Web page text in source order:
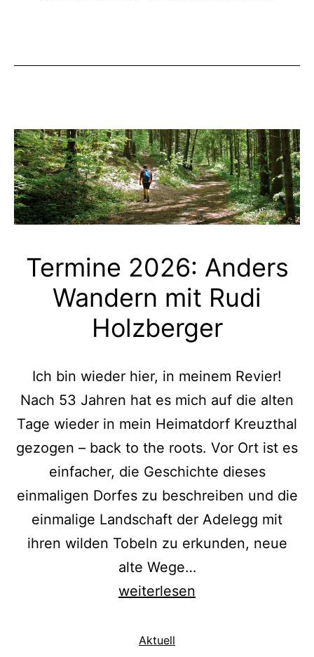
Termine 2026: Anders
Wandern mit Rudi
Holzberger
Ich bin wieder hier, in meinem Revier!
Nach 53 Jahren hat es mich auf die alten
Tage wieder in mein Heimatdorf Kreuzthal
gezogen – back to the roots. Vor Ort ist es
einfacher, die Geschichte dieses
einmaligen Dorfes zu beschreiben und die
einmalige Landschaft der Adelegg mit
ihren wilden Tobeln zu erkunden, neue
alte Wege…
Termine
Anders
weiterlesen
Kategorisiert
Aktuell